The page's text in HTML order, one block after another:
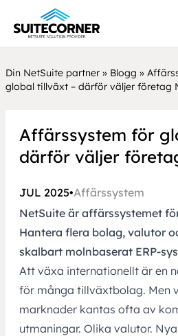
Din NetSuite partner » Blogg »
global tillväxt – därför väljer företag
Affärssystem för
därför väljer
JUL 2025•Affärssystem
NetSuite är affärssystemet
Hantera flera bolag, valutor
skalbart molnbaserat ERP-
Att växa internationellt är en
för många tillväxtbolag. Men
marknader kantas ofta av
utmaningar. Olika valutor.